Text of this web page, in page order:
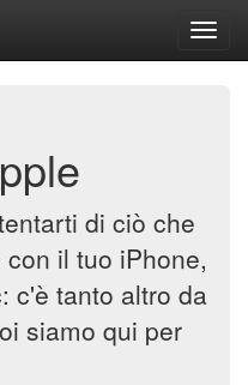
di ciò che
il tuo iPhone,
c'è tanto altro da
siamo qui per